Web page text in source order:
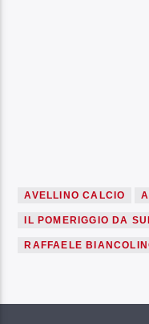
AVELLINO CALCIO
IL POMERIGGIO DA
RAFFAELE